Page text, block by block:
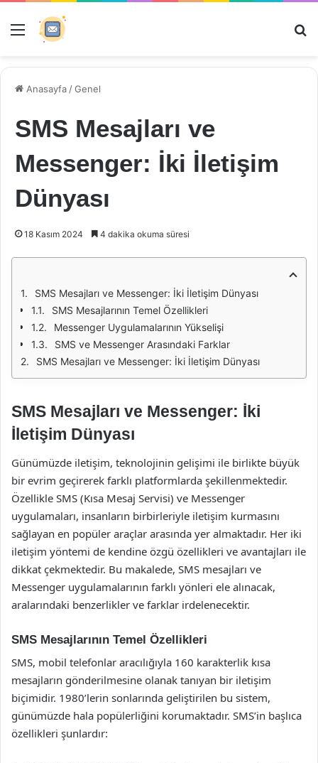
Menü
Anasayfa /Genel
SMS Mesajları ve
Messenger: İki İletişim
Dünyası
18 Kasım 2024 4 dakika okuma süresi
SMS Mesajları ve Messenger: İki İletişim Dünyası
SMS Mesajlarının Temel Özellikleri
Messenger Uygulamalarının Yükselişi
SMS ve Messenger Arasındaki Farklar
SMS Mesajları ve Messenger: İki İletişim Dünyası
SMS Mesajları ve Messenger: İki
İletişim Dünyası
Günümüzde iletişim, teknolojinin gelişimi ile birlikte büyük
bir evrim geçirerek farklı platformlarda şekillenmektedir.
Özellikle SMS (Kısa Mesaj Servisi) ve Messenger
uygulamaları, insanların birbirleriyle iletişim kurmasını
sağlayan en popüler araçlar arasında yer almaktadır. Her iki
iletişim yöntemi de kendine özgü özellikleri ve avantajları ile
dikkat çekmektedir. Bu makalede, SMS mesajları ve
Messenger uygulamalarının farklı yönleri ele alınacak,
aralarındaki benzerlikler ve farklar irdelenecektir.
SMS Mesajlarının Temel Özellikleri
SMS, mobil telefonlar aracılığıyla 160 karakterlik kısa
mesajların gönderilmesine olanak tanıyan bir iletişim
biçimidir. 1980’lerin sonlarında geliştirilen bu sistem,
günümüzde hala popülerliğini korumaktadır. SMS’in başlıca
özellikleri şunlardır: